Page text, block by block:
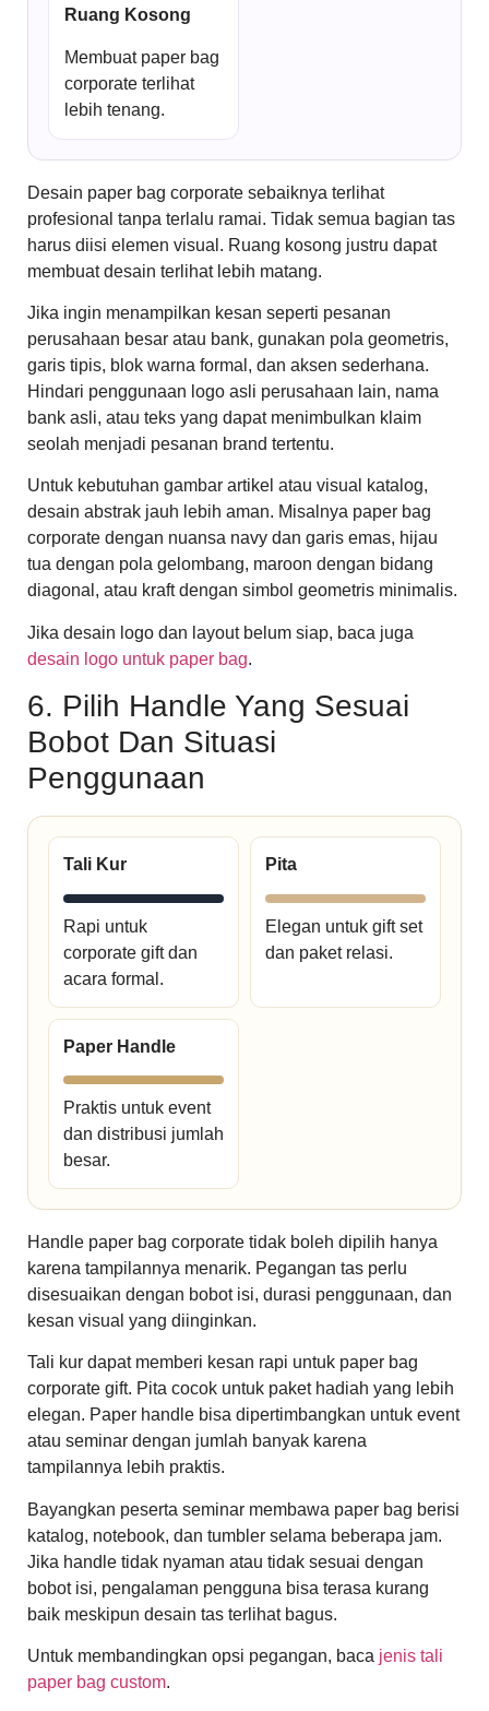
Ruang Kosong
Membuat paper bag
corporate terlihat
lebih tenang.
Desain paper bag corporate sebaiknya terlihat
profesional tanpa terlalu ramai. Tidak semua bagian tas
harus diisi elemen visual. Ruang kosong justru dapat
membuat desain terlihat lebih matang.
Jika ingin menampilkan kesan seperti pesanan
perusahaan besar atau bank, gunakan pola geometris,
garis tipis, blok warna formal, dan aksen sederhana.
Hindari penggunaan logo asli perusahaan lain, nama
bank asli, atau teks yang dapat menimbulkan klaim
seolah menjadi pesanan brand tertentu.
Untuk kebutuhan gambar artikel atau visual katalog,
desain abstrak jauh lebih aman. Misalnya paper bag
corporate dengan nuansa navy dan garis emas, hijau
tua dengan pola gelombang, maroon dengan bidang
diagonal, atau kraft dengan simbol geometris minimalis.
Jika desain logo dan layout belum siap, baca juga
desain logo untuk paper bag.
6. Pilih Handle Yang Sesuai
Bobot Dan Situasi
Penggunaan
Tali Kur
Rapi untuk
corporate gift dan
acara formal.
Pita
Elegan untuk gift set
dan paket relasi.
Paper Handle
Praktis untuk event
dan distribusi jumlah
besar.
Handle paper bag corporate tidak boleh dipilih hanya
karena tampilannya menarik. Pegangan tas perlu
disesuaikan dengan bobot isi, durasi penggunaan, dan
kesan visual yang diinginkan.
Tali kur dapat memberi kesan rapi untuk paper bag
corporate gift. Pita cocok untuk paket hadiah yang lebih
elegan. Paper handle bisa dipertimbangkan untuk event
atau seminar dengan jumlah banyak karena
tampilannya lebih praktis.
Bayangkan peserta seminar membawa paper bag berisi
katalog, notebook, dan tumbler selama beberapa jam.
Jika handle tidak nyaman atau tidak sesuai dengan
bobot isi, pengalaman pengguna bisa terasa kurang
baik meskipun desain tas terlihat bagus.
Untuk membandingkan opsi pegangan, baca jenis tali
paper bag custom.